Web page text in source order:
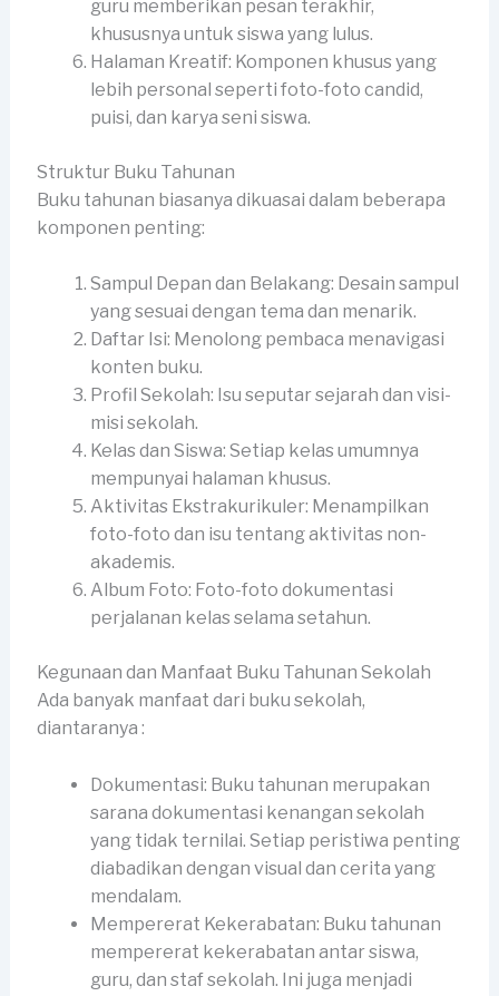
guru memberikan pesan terakhir,
khususnya untuk siswa yang lulus.
Halaman Kreatif: Komponen khusus yang
lebih personal seperti foto-foto candid,
puisi, dan karya seni siswa.
Struktur Buku Tahunan
Buku tahunan biasanya dikuasai dalam beberapa
komponen penting:
Sampul Depan dan Belakang: Desain sampul
yang sesuai dengan tema dan menarik.
Daftar Isi: Menolong pembaca menavigasi
konten buku.
Profil Sekolah: Isu seputar sejarah dan visi-
misi sekolah.
Kelas dan Siswa: Setiap kelas umumnya
mempunyai halaman khusus.
Aktivitas Ekstrakurikuler: Menampilkan
foto-foto dan isu tentang aktivitas non-
akademis.
Album Foto: Foto-foto dokumentasi
perjalanan kelas selama setahun.
Kegunaan dan Manfaat Buku Tahunan Sekolah
Ada banyak manfaat dari buku sekolah,
diantaranya :
Dokumentasi: Buku tahunan merupakan
sarana dokumentasi kenangan sekolah
yang tidak ternilai. Setiap peristiwa penting
diabadikan dengan visual dan cerita yang
mendalam.
Mempererat Kekerabatan: Buku tahunan
mempererat kekerabatan antar siswa,
guru, dan staf sekolah. Ini juga menjadi